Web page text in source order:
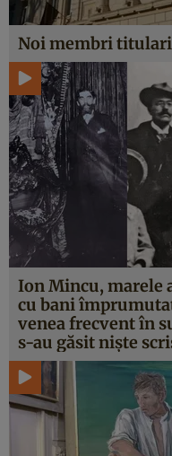
Noi membri titulari
Ion Mincu, marele
cu bani
venea frecvent în
s-au găsit nişte